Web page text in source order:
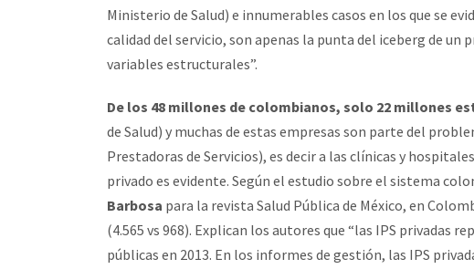
Ministerio de Salud) e innumerables casos en los que se
calidad del servicio, son apenas la punta del iceberg de un
variables estructurales”.
De los 48 millones de colombianos, solo 22 millones
de Salud) y muchas de estas empresas son parte del
Prestadoras de Servicios), es decir a las clínicas y
privado es evidente. Según el estudio sobre el sistema
Barbosa para la revista Salud Pública de México, en
(4.565 vs 968). Explican los autores que “las IPS privadas
públicas en 2013. En los informes de gestión, las IPS